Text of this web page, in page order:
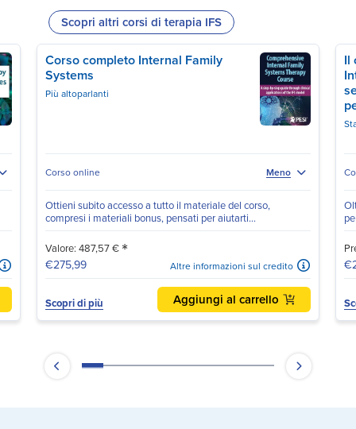
Scopri altri corsi di terapia IFS
Corso completo Internal Family
Systems
Più altoparlanti
Corso online Meno
Ottieni subito accesso a tutto il materiale del corso,
compresi i materiali bonus, pensati per aiutarti...
Valore: 487,57 € *
€275,99 Altre informazioni sul credito
Scopri di più Aggiungi al carrello
Il